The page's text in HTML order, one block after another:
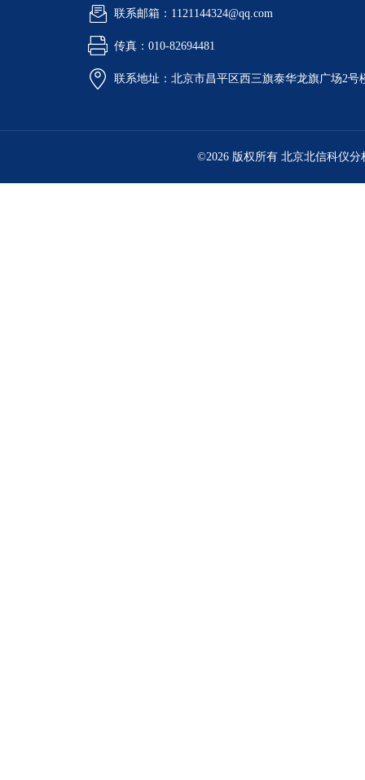
联系邮箱：1121144324@qq.com
传真：010-82694481
联系地址：北京市昌平区西三旗泰华龙旗广场2号
©2026 版权所有 北京北信科仪